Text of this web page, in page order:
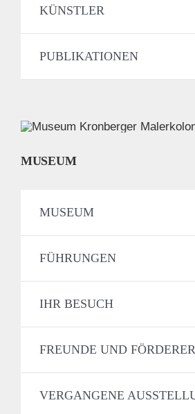
KÜNSTLER
PUBLIKATIONEN
MUSEUM
MUSEUM
FÜHRUNGEN
IHR BESUCH
FREUNDE UND FÖRDERER
VERGANGENE